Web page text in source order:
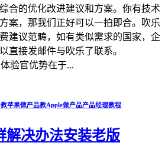
合的优化改进建议和方案。你有技术
案，那我们正好可以一拍即合。吹乐
建议范畴，如有类似需求的国家，企
直接发邮件与吹乐了联系。
验官优势在于...
教苹果做产品教Apple做产品产品经理教程
解决办法安装老版